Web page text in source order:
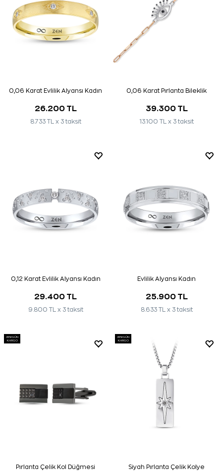
0,06 Karat Evlilik Alyansı Kadın
26.200 TL
8.733 TL x 3 taksit
0,06 Karat Pırlanta Bileklik
39.300 TL
13.100 TL x 3 taksit
0,12 Karat Evlilik Alyansı Kadın
29.400 TL
9.800 TL x 3 taksit
Evlilik Alyansı Kadın
25.900 TL
8.633 TL x 3 taksit
AYNI GÜN
KARGO
Pırlanta Çelik Kol Düğmesi
AYNI GÜN
KARGO
Siyah Pırlanta Çelik Kolye